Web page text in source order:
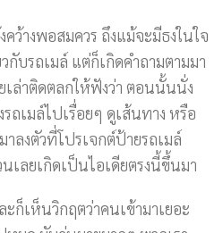
คว้างพอสมควร ถึงแม้จะมีธงในใจ
บรถเมล์ แต่ก็เกิดคำถามตามมา
เล่าติดตลกให้ฟังว่า ตอนนั้นนั่ง
ถเมล์ไปเรื่อยๆ ดูเส้นทาง หรือ
ลงตัวที่โปรเจกต์ป้ายรถเมล์
นเลยเกิดเป็นไอเดียตรงนี้ขึ้นมา
ก็เห็นวิกฤตว่าคนเข้ามาเยอะ